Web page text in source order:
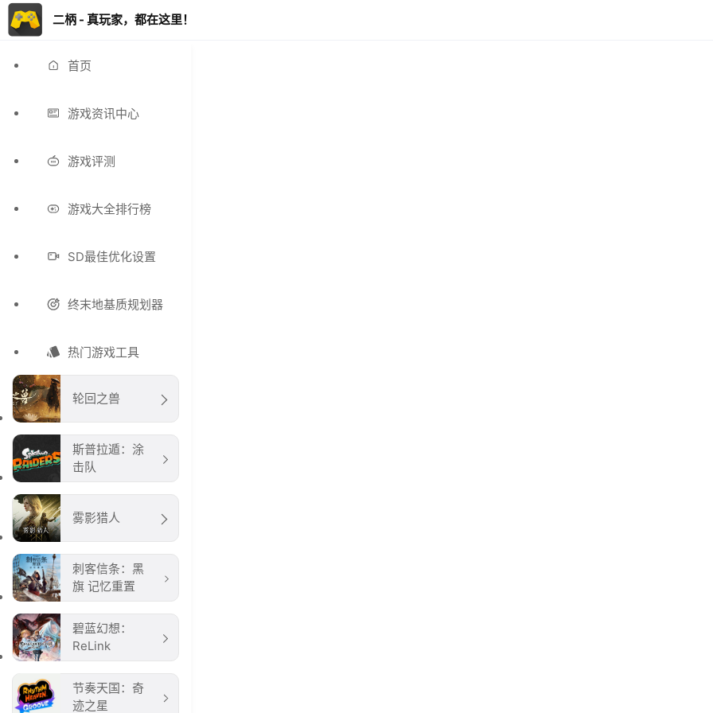
二柄 - 真玩家，都在这里！
首页
游戏资讯中心
游戏评测
游戏大全排行榜
SD最佳优化设置
终末地基质规划器
热门游戏工具
轮回之兽
斯普拉遁：涂
击队
雾影猎人
刺客信条：黑
旗 记忆重置
碧蓝幻想：
ReLink
节奏天国：奇
迹之星